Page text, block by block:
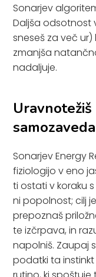
Sonarjev
Daljša odsotnost
sneseš za več
zmanjša
nadaljuje.
Sonarjev Energy
fiziologijo v eno
ti ostati v koraku
ni popolnost; cilj
prepoznaš
te izčrpava, in
napolniš. Zaupaj
podatki ta